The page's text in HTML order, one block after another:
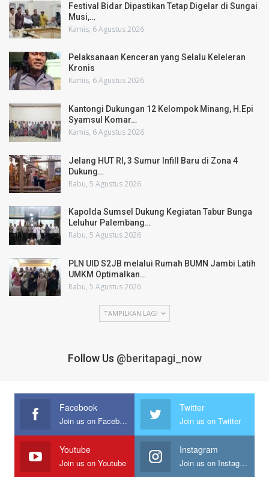
Festival Bidar Dipastikan Tetap Digelar di Sungai
Musi,…
Kamis, 6 Agustus 2026
Pelaksanaan Kenceran yang Selalu Keleleran
Kronis
Kamis, 6 Agustus 2026
Kantongi Dukungan 12 Kelompok Minang, H.Epi
Syamsul Komar…
Kamis, 6 Agustus 2026
Jelang HUT RI, 3 Sumur Infill Baru di Zona 4
Dukung…
Rabu, 5 Agustus 2026
Kapolda Sumsel Dukung Kegiatan Tabur Bunga
Leluhur Palembang…
Rabu, 5 Agustus 2026
PLN UID S2JB melalui Rumah BUMN Jambi Latih
UMKM Optimalkan…
Rabu, 5 Agustus 2026
TAMPILKAN LAGI
Follow Us @beritapagi_now
Facebook
Join us on Facebook
Twitter
Join us on Twitter
Youtube
Join us on Youtube
Instagram
Join us on Instagram